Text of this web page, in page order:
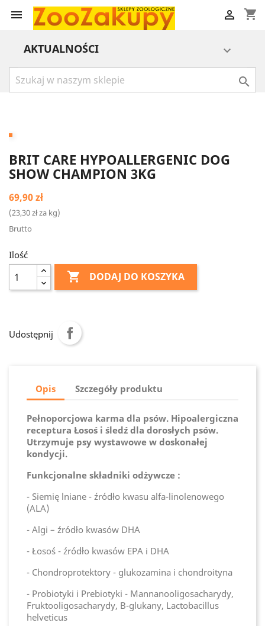
 shopping_cart

AKTUALNOŚCI 

BRIT CARE HYPOALLERGENIC DOG
SHOW CHAMPION 3KG
69,90 zł
(23,30 zł za kg)
Brutto
Ilość
 DODAJ DO KOSZYKA
Udostępnij
Opis Szczegóły produktu
Pełnoporcjowa karma dla psów. Hipoalergiczna
receptura Łosoś i śledź dla dorosłych psów.
Utrzymuje psy wystawowe w doskonałej
kondycji.
Funkcjonalne składniki odżywcze :
- Siemię lniane - źródło kwasu alfa-linolenowego
(ALA)
- Algi – źródło kwasów DHA
- Łosoś - źródło kwasów EPA i DHA
- Chondroprotektory - glukozamina i chondroityna
- Probiotyki i Prebiotyki - Mannanooligosacharydy,
Fruktooligosacharydy, B-glukany, Lactobacillus
helveticus